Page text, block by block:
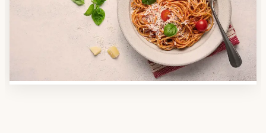
Nutzen Sie unsere große Mahlzeiten-Dienst-Suche,
um herauszufinden, welche Anbieter es in Ihrer
Region gibt und welcher am besten zu Ihnen passt.
Verschaffen Sie sich auch einen Überblick über die
Essen auf Rädern-Kosten.